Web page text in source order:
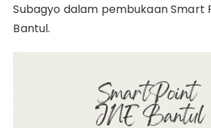
Subagyo dalam pembukaan Smart
Bantul.